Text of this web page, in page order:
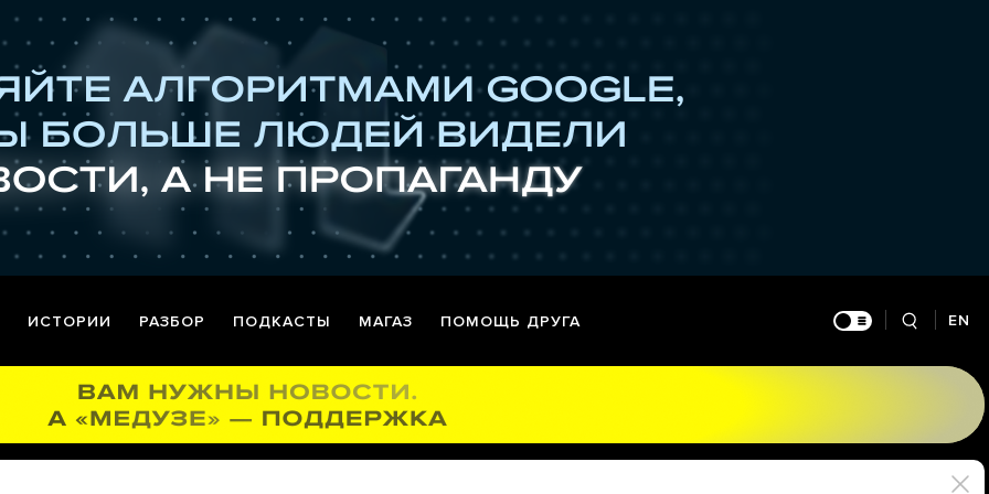
ИСТОРИИ РАЗБОР ПОДКАСТЫ МАГАЗ ПОМОЩЬ ДРУГА EN